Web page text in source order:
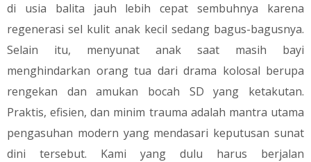
di usia balita jauh lebih cepat sembuhnya karena
regenerasi sel kulit anak kecil sedang bagus-bagusnya.
Selain itu, menyunat anak saat masih bayi
menghindarkan orang tua dari drama kolosal berupa
rengekan dan amukan bocah SD yang ketakutan.
Praktis, efisien, dan minim trauma adalah mantra utama
pengasuhan modern yang mendasari keputusan sunat
dini tersebut. Kami yang dulu harus berjalan